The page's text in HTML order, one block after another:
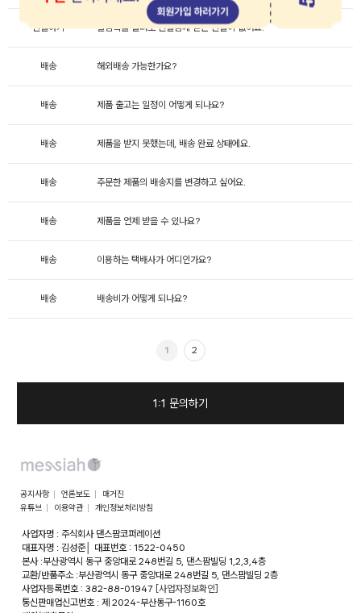
선물하기 알림톡을 눌러도 선물함에 받은 선물이 없어요.
배송 해외배송 가능한가요?
배송 제품 출고는 일정이 어떻게 되나요?
배송 제품을 받지 못했는데, 배송 완료 상태에요.
배송 주문한 제품의 배송지를 변경하고 싶어요.
배송 제품을 언제 받을 수 있나요?
배송 이용하는 택배사가 어디인가요?
배송 배송비가 어떻게 되나요?
1 2
1:1 문의하기
공지사항 언론보도
매거진
유튜브
이용약관 개인정보처리방침
사업자명 : 주식회사 댄스팜코퍼레이션
대표자명 : 김성준│
대표번호 : 1522-0450
본사 :부산광역시 동구 중앙대로 248번길 5, 댄스팜빌딩 1,2,3,4층
교환/반품주소 :부산광역시 동구 중앙대로 248번길 5, 댄스팜빌딩 2층
사업자등록번호 : 382-88-01947 [사업자정보확인]
통신판매업신고번호 : 제 2024-부산동구-1160호